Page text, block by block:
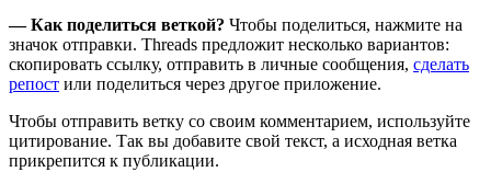
— Как поделиться веткой? Чтобы поделиться, нажмите на
значок отправки. Threads предложит несколько вариантов:
скопировать ссылку, отправить в личные сообщения, сделать
репост или поделиться через другое приложение.
Чтобы отправить ветку со своим комментарием, используйте
цитирование. Так вы добавите свой текст, а исходная ветка
прикрепится к публикации.